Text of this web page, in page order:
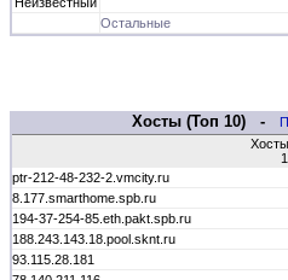
Остальные
Хосты (Топ 10) -
ptr-212-48-232-2.vmcity.ru
8.177.smarthome.spb.ru
194-37-254-85.eth.pakt.spb.ru
188.243.143.18.pool.sknt.ru
93.115.28.181